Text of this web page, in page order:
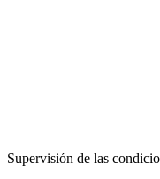
Supervisión de las